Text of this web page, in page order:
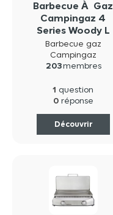
Barbecue À Gaz
Campingaz 4
Series Woody L
Plus
Barbecue gaz
Campingaz
203membres
1 question
0 réponse
Découvrir